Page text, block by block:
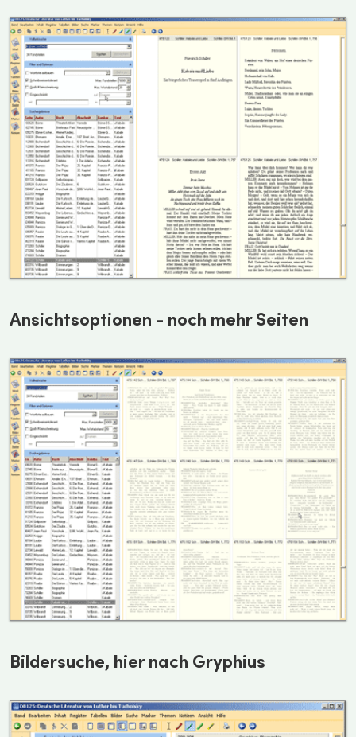
Ansichtsoptionen - noch mehr Seiten
Bildersuche, hier nach Gryphius